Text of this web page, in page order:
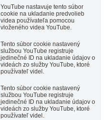
YouTube nastavuje tento súbor
cookie na ukladanie predvolieb
videa používateľa pomocou
vloženého videa YouTube.
Tento súbor cookie nastavený
službou YouTube registruje
jedinečné ID na ukladanie údajov o
videách zo služby YouTube, ktoré
používateľ videl.
Tento súbor cookie nastavený
službou YouTube registruje
jedinečné ID na ukladanie údajov o
videách zo služby YouTube, ktoré
používateľ videl.